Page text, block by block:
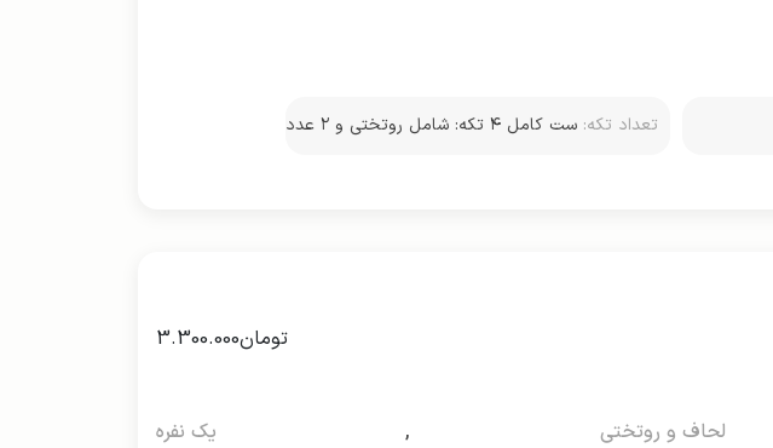
تعداد تکه:
ست کامل ۴ تکه: شامل روتختی و ۲ عدد
تومان3.300.000
لحاف و روتختی , یک نفره